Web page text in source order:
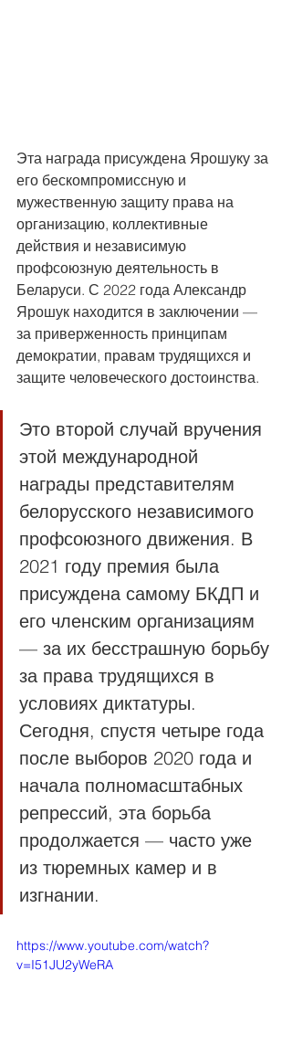
Эта награда присуждена Ярошуку за
его бескомпромиссную и
мужественную защиту права на
организацию, коллективные
действия и независимую
профсоюзную деятельность в
Беларуси. С 2022 года Александр
Ярошук находится в заключении —
за приверженность принципам
демократии, правам трудящихся и
защите человеческого достоинства.
Это второй случай вручения
этой международной
награды представителям
белорусского независимого
профсоюзного движения. В
2021 году премия была
присуждена самому БКДП и
его членским организациям
— за их бесстрашную борьбу
за права трудящихся в
условиях диктатуры.
Сегодня, спустя четыре года
после выборов 2020 года и
начала полномасштабных
репрессий, эта борьба
продолжается — часто уже
из тюремных камер и в
изгнании.
https://www.youtube.com/watch?
v=I51JU2yWeRA